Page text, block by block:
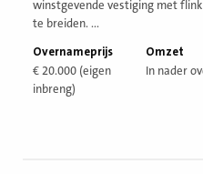
winstgevende vestiging met
te breiden. ...
Overnameprijs
€ 20.000 (eigen
inbreng)
Omzet
In nader